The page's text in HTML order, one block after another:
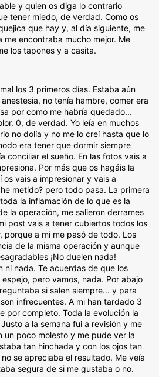
y quien os diga lo contrario
tener miedo, de verdad. Como os
que hay y, al día siguiente, me
encontraba mucho mejor. Me
los tapones y a casita.
los 3 primeros días. Estaba aún
no tenía hambre, comer era
por como me habría quedado...
0, de verdad. Yo leía en muchos
no dolía y no me lo creí hasta que lo
era tener que dormir siempre
conciliar el sueño. En las fotos vais a
Por más que os hagáis la
os vais a impresionar y vais a
metido? pero todo pasa. La primera
la inflamación de lo que es la
la operación, me salieron derrames
post vais a tener cubiertos todos los
porque a mi me pasó de todo. Los
de la misma operación y aunque
¡No duelen nada!
ni nada. Te acuerdas de que los
pero vamos, nada. Por abajo
si salen siempre... y para
infrecuentes. A mi han tardado 3
por completo. Toda la evolución la
a la semana fui a revisión y me
un poco molesto y me pude ver la
tan hinchada y con los ojos tan
se apreciaba el resultado. Me veía
segura de si me gustaba o no.